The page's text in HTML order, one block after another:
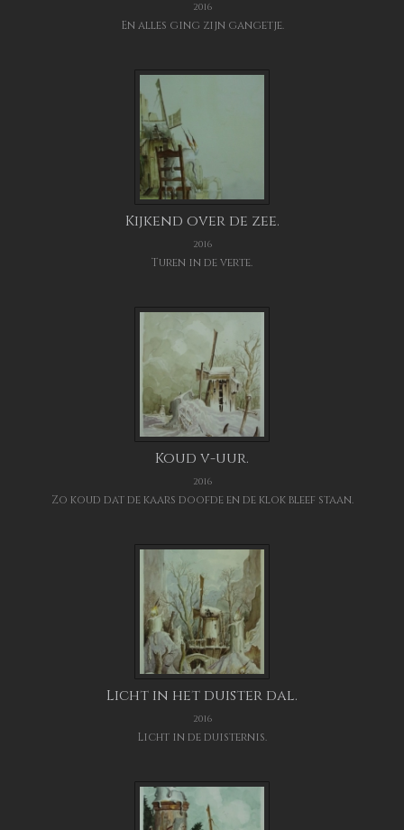
2016
En alles ging zijn gangetje.
Kijkend over de zee.
2016
Turen in de verte.
Koud v-uur.
2016
Zo koud dat de kaars doofde en de klok bleef staan.
Licht in het duister dal.
2016
Licht in de duisternis.